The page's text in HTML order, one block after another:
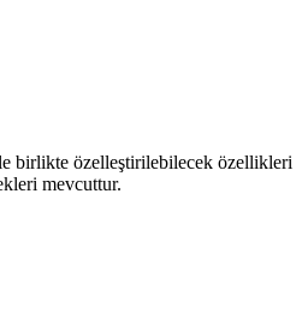
birlikte özelleştirilebilecek özellikleri
mevcuttur.